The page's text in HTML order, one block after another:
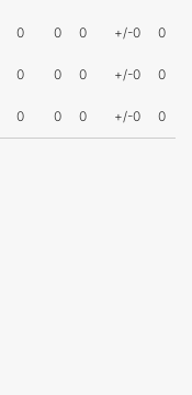
0 0 0 +/-0 0
0 0 0 +/-0 0
0 0 0 +/-0 0